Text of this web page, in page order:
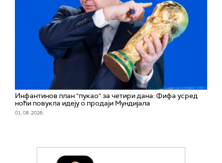
Инфантинов план "пукао" за четири дана: Фифа усред
ноћи повукла идеју о продаји Мундијала
01. 08. 2026.